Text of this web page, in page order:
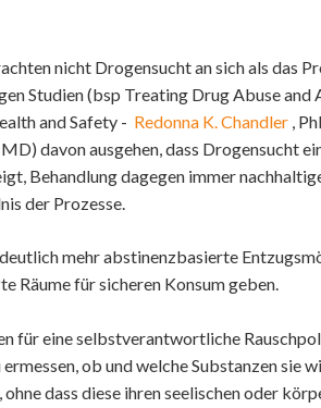
Arbeit | Freizeit
Forschung |
Medien
Körper & Seele
Globale
Utopie: Love
nicht Drogensucht an sich als das
Studien (bsp Treating Drug Abuse
and Safety - Redonna K. Chandler ,
MD) davon ausgehen, dass Drogensucht
Behandlung dagegen immer
der Prozesse.
deutlich mehr abstinenzbasierte
Räume für sicheren Konsum geben.
für eine selbstverantwortliche
ob und welche Substanzen sie
ohne dass diese ihren seelischen oder